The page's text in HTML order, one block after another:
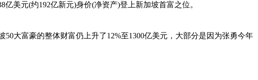
美元(约192亿新元)身价(净资产)登上新加坡首富之位。
大富豪的整体财富仍上升了12%至1300亿美元，大部分是因为张勇今年